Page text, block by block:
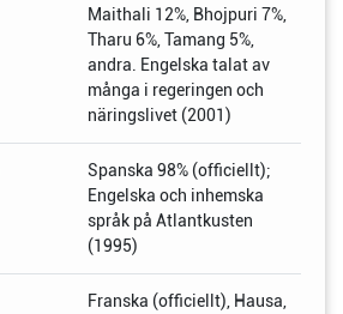
Maithali 12%, Bhojpuri 7%,
Tharu 6%, Tamang 5%,
andra. Engelska talat av
många i regeringen och
näringslivet (2001)
Spanska 98% (officiellt);
Engelska och inhemska
språk på Atlantkusten
(1995)
Franska (officiellt), Hausa,